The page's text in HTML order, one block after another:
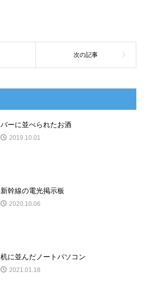
バーに並べられたお酒
2019.10.01
新幹線の電光掲示板
2020.10.06
机に並んだノートパソコン
2021.01.18